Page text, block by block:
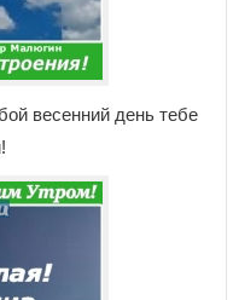
весенний день тебе